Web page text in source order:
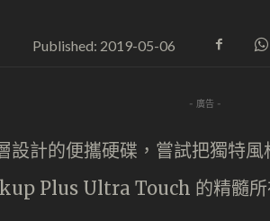
Published: 2019-05-06
- 廣告 -
設計的便攜硬碟，嘗試把獨特
Plus Ultra Touch 的精髓所